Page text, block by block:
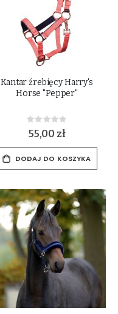
Kantar źrebięcy Harry's
Horse "Pepper"
Rating:
0%
55,00 zł
DODAJ DO KOSZYKA